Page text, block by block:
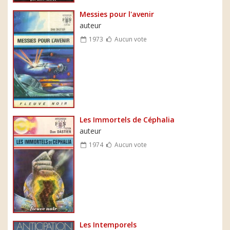
Messies pour l'avenir
auteur
1973 Aucun vote
Les Immortels de Céphalia
auteur
1974 Aucun vote
Les Intemporels